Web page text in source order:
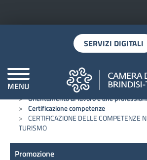
MENU
CAMERE DI
SERVIZI DIGITALI
Home
Promozione
Orientamento al lavoro e alle professioni
Certificazione competenze
CERTIFICAZIONE DELLE COMPETENZE
TURISMO
Promozione
Promozione